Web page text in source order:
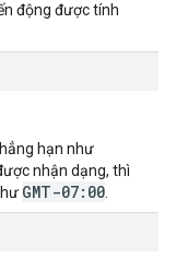
động được tính
hạn như
nhận dạng, thì
GMT-07:00